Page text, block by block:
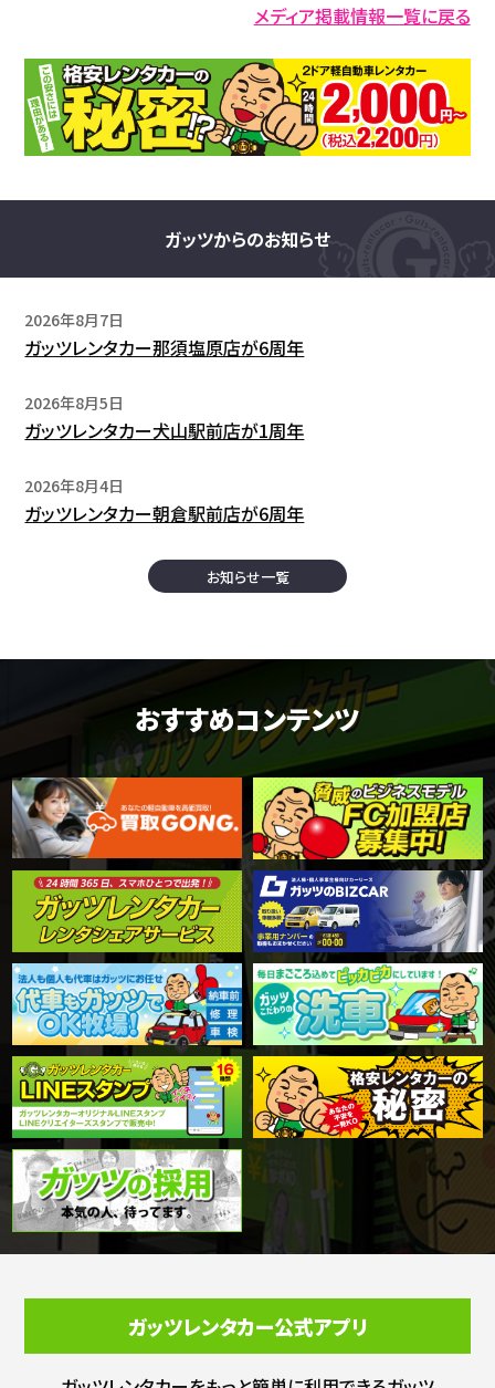
メディア掲載情報一覧に戻る
ガッツからのお知らせ
2026年8月7日
ガッツレンタカー那須塩原店が6周年
2026年8月5日
ガッツレンタカー犬山駅前店が1周年
2026年8月4日
ガッツレンタカー朝倉駅前店が6周年
お知らせ一覧
おすすめコンテンツ
ガッツレンタカー公式アプリ